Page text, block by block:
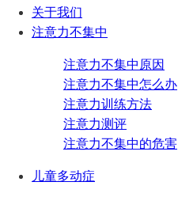
关于我们
注意力不集中
注意力不集中原因
注意力不集中怎么办
注意力训练方法
注意力测评
注意力不集中的危害
儿童多动症